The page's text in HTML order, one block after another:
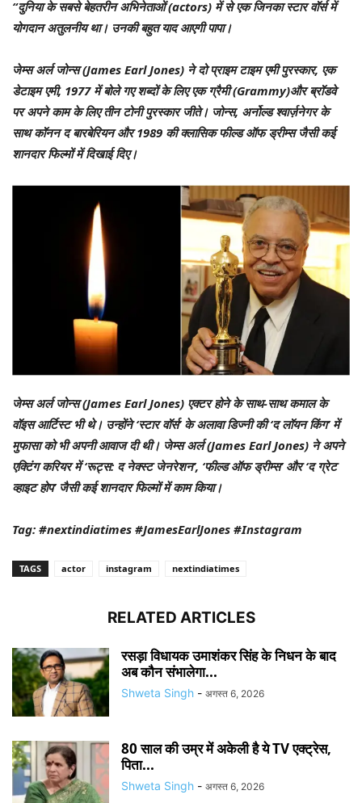
“दुनिया के सबसे बेहतरीन अभिनेताओं (actors) में से एक जिनका स्टार वॉर्स में
योगदान अतुलनीय था। उनकी बहुत याद आएगी पापा।
जेम्स अर्ल जोन्स (James Earl Jones) ने दो प्राइम टाइम एमी पुरस्कार, एक
डेटाइम एमी, 1977 में बोले गए शब्दों के लिए एक ग्रैमी (Grammy)और ब्रॉडवे
पर अपने काम के लिए तीन टोनी पुरस्कार जीते। जोन्स, अर्नोल्ड श्वार्ज़नेगर के
साथ कॉनन द बारबेरियन और 1989 की क्लासिक फील्ड ऑफ ड्रीम्स जैसी कई
शानदार फिल्मों में दिखाई दिए।
जेम्स अर्ल जोन्स (James Earl Jones) एक्टर होने के साथ-साथ कमाल के
वॉइस आर्टिस्ट भी थे। उन्होंने ‘स्टार वॉर्स’ के अलावा डिज्नी की ‘द लॉयन किंग’ में
मुफासा को भी अपनी आवाज दी थी। जेम्स अर्ल (James Earl Jones) ने अपने
एक्टिंग करियर में ‘रूट्स: द नेक्स्ट जेनरेशन’, ‘फील्ड ऑफ ड्रीम्स’ और ‘द ग्रेट
व्हाइट होप’ जैसी कई शानदार फिल्मों में काम किया।
Tag: #nextindiatimes #JamesEarlJones #Instagram
TAGS actor instagram nextindiatimes
RELATED ARTICLES
रसड़ा विधायक उमाशंकर सिंह के निधन के बाद
अब कौन संभालेगा...
Shweta Singh - अगस्त 6, 2026
80 साल की उम्र में अकेली है ये TV एक्ट्रेस,
पिता...
Shweta Singh - अगस्त 6, 2026